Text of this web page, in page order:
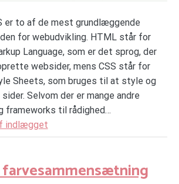
er to af de mest grundlæggende
for webudvikling. HTML står for
Language, som er det sprog, der
websider, mens CSS står for
Sheets, som bruges til at style og
Selvom der er mange andre
frameworks til rådighed…
indlægget